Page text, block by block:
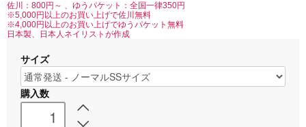
佐川：800円～ 、ゆうパケット：全国一律350円
※5,000円以上のお買い上げで佐川無料
※4,000円以上のお買い上げでゆうパケット無料
日本製、日本人ネイリストが作成
サイズ
購入数